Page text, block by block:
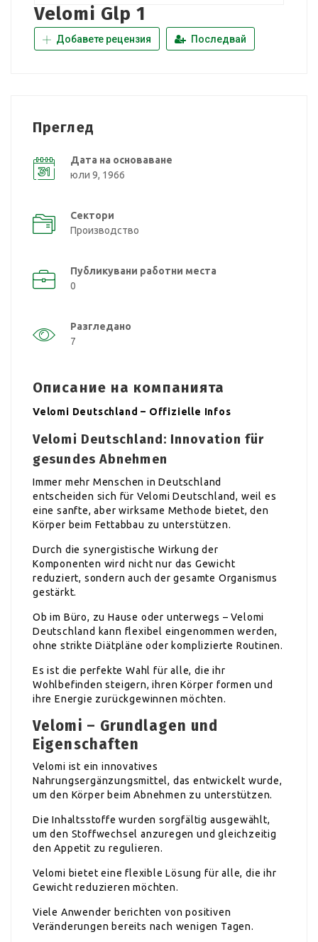
Velomi Glp 1
Добавете рецензия Последвай
Преглед
Дата на основаване
юли 9, 1966
Сектори
Производство
Публикувани работни места
0
Разгледано
7
Описание на компанията
Velomi Deutschland – Offizielle Infos
Velomi Deutschland: Innovation für
gesundes Abnehmen
Immer mehr Menschen in Deutschland
entscheiden sich für Velomi Deutschland, weil es
eine sanfte, aber wirksame Methode bietet, den
Körper beim Fettabbau zu unterstützen.
Durch die synergistische Wirkung der
Komponenten wird nicht nur das Gewicht
reduziert, sondern auch der gesamte Organismus
gestärkt.
Ob im Büro, zu Hause oder unterwegs – Velomi
Deutschland kann flexibel eingenommen werden,
ohne strikte Diätpläne oder komplizierte Routinen.
Es ist die perfekte Wahl für alle, die ihr
Wohlbefinden steigern, ihren Körper formen und
ihre Energie zurückgewinnen möchten.
Velomi – Grundlagen und
Eigenschaften
Velomi ist ein innovatives
Nahrungsergänzungsmittel, das entwickelt wurde,
um den Körper beim Abnehmen zu unterstützen.
Die Inhaltsstoffe wurden sorgfältig ausgewählt,
um den Stoffwechsel anzuregen und gleichzeitig
den Appetit zu regulieren.
Velomi bietet eine flexible Lösung für alle, die ihr
Gewicht reduzieren möchten.
Viele Anwender berichten von positiven
Veränderungen bereits nach wenigen Tagen.